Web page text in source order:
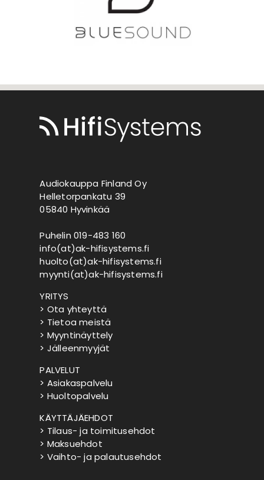
Audiokauppa Finland Oy
Helletorpankatu 39
05840 Hyvinkää
Puhelin 019-483 160
info(at)ak-hifisystems.fi
huolto(at)ak-hifisystems.fi
myynti(at)ak-hifisystems.fi
YRITYS
> Ota yhteyttä
> Tietoa meistä
> Myyntinäyttely
> Jälleenmyyjät
PALVELUT
> Asiakaspalvelu
> Huoltopalvelu
KÄYTTÄJÄEHDOT
> Tilaus- ja toimitusehdot
> Maksuehdot
> Vaihto- ja palautusehdot